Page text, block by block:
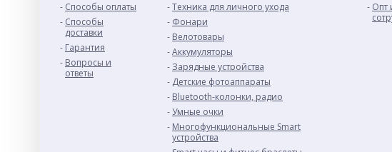
Способы оплаты
Способы
доставки
Гарантия
Вопросы и
ответы
Техника для личного ухода
Фонари
Велотовары
Аккумуляторы
Зарядные устройства
Детские фотоаппараты
Bluetooth-колонки, радио
Умные очки
Многофункциональные Smart
устройства
Опт